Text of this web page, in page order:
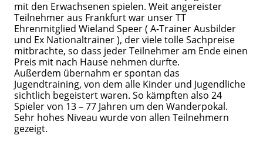
mit den Erwachsenen spielen. Weit angereister
Teilnehmer aus Frankfurt war unser TT
Ehrenmitglied Wieland Speer ( A-Trainer Ausbilder
und Ex Nationaltrainer ), der viele tolle Sachpreise
mitbrachte, so dass jeder Teilnehmer am Ende einen
Preis mit nach Hause nehmen durfte.
Außerdem übernahm er spontan das
Jugendtraining, von dem alle Kinder und Jugendliche
sichtlich begeistert waren. So kämpften also 24
Spieler von 13 – 77 Jahren um den Wanderpokal.
Sehr hohes Niveau wurde von allen Teilnehmern
gezeigt.